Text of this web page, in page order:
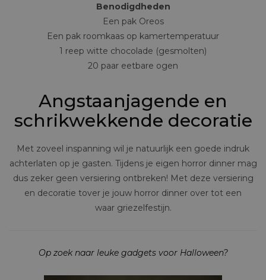
Benodigdheden
Een pak Oreos
Een pak roomkaas op kamertemperatuur
1 reep witte chocolade (gesmolten)
20 paar eetbare ogen
Angstaanjagende en
schrikwekkende decoratie
Met zoveel inspanning wil je natuurlijk een goede indruk
achterlaten op je gasten. Tijdens je eigen horror dinner mag
dus zeker geen versiering ontbreken! Met deze versiering
en decoratie tover je jouw horror dinner over tot een
waar griezelfestijn.
Op zoek naar leuke gadgets voor Halloween?